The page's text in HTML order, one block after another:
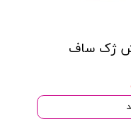
ژک ساف